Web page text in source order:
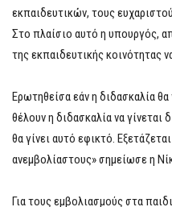
εκπαιδευτικών, τους
Στο πλαίσιο αυτό η υπουργός,
της εκπαιδευτικής κοινότητας
Ερωτηθείσα εάν η διδασκαλία
θέλουν η διδασκαλία να
θα γίνει αυτό εφικτό.
ανεμβολίαστους» σημείωσε η
Για τους εμβολιασμούς στα